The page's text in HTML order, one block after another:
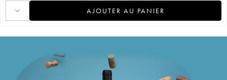
AJOUTER AU PANIER